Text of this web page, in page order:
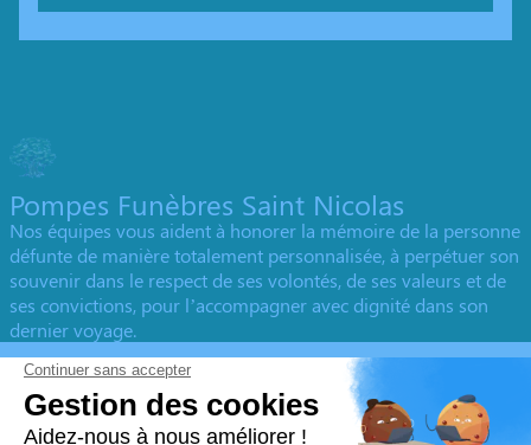
Pompes Funèbres Saint Nicolas
Nos équipes vous aident à honorer la mémoire de la personne
défunte de manière totalement personnalisée, à perpétuer son
souvenir dans le respect de ses volontés, de ses valeurs et de
ses convictions, pour l’accompagner avec dignité dans son
dernier voyage.
Obtenez un devis
Devis obsèques